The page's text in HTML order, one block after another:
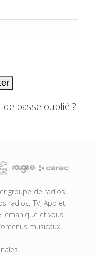
de passe oublié ?
groupe de radios
radios, TV, App et
et vous
musicaux,